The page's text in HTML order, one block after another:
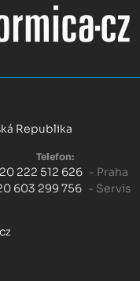
Republika
Telefon:
222 512 626 - Praha
603 299 756 - Servis